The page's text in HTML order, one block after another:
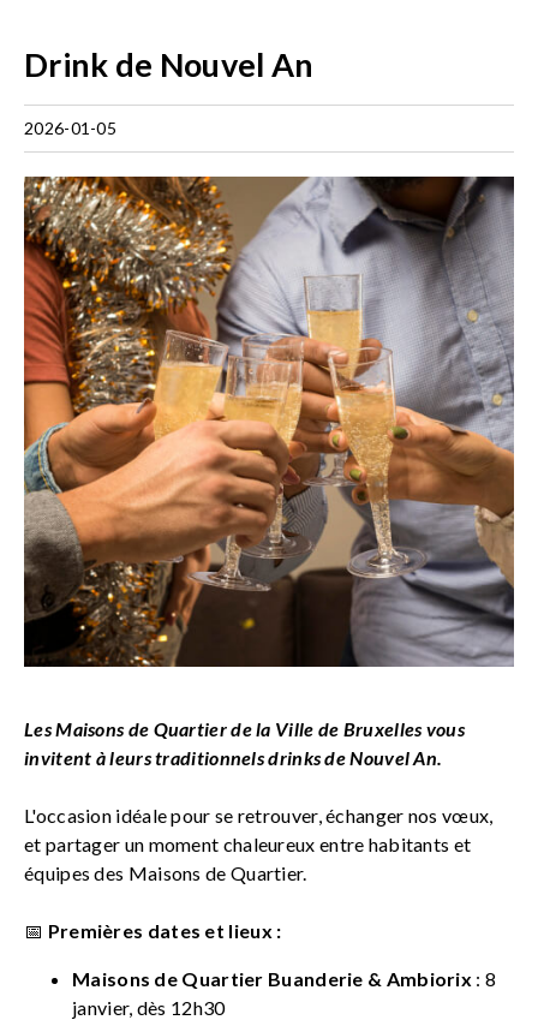
Drink de Nouvel An
2026-01-05
Les Maisons de Quartier de la Ville de Bruxelles vous
invitent à leurs traditionnels drinks de Nouvel An.
L'occasion idéale pour se retrouver, échanger nos vœux,
et partager un moment chaleureux entre habitants et
équipes des Maisons de Quartier.
📅 Premières dates et lieux :
Maisons de Quartier Buanderie & Ambiorix : 8
janvier, dès 12h30